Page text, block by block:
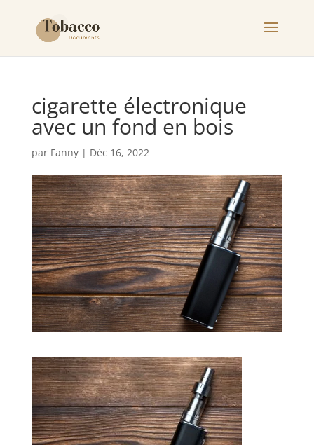
cigarette électronique
avec un fond en bois
par Fanny| Déc 16, 2022